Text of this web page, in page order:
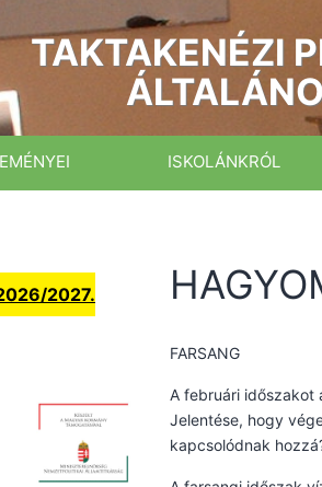
TAKTAKENÉZI
ISKOLÁNKRÓL
2027.
FARSANG
A februári időszakot
Jelentése, hogy
kapcsolódnak